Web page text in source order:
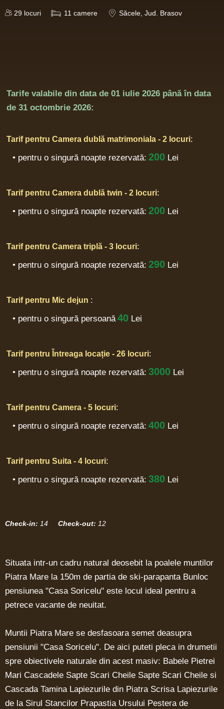
29 locuri 11 camere Săcele, Jud. Brasov
Tarife valabile din data de 01 iulie 2026 până în data
de 31 octombrie 2026:
Tarif pentru Camera dublă matrimoniala - 2 locuri:
• pentru o singură noapte rezervată: 200 Lei
Tarif pentru Camera dublă twin - 2 locuri:
• pentru o singură noapte rezervată: 200 Lei
Tarif pentru Camera triplă - 3 locuri:
• pentru o singură noapte rezervată: 290 Lei
Tarif pentru Mic dejun :
• pentru o singură persoană 40 Lei
Tarif pentru Întreaga locație - 26 locuri:
• pentru o singură noapte rezervată: 3000 Lei
Tarif pentru Camera - 5 locuri:
• pentru o singură noapte rezervată: 400 Lei
Tarif pentru Suita - 4 locuri:
• pentru o singură noapte rezervată: 380 Lei
Check-in: 14 Check-out: 12
Situata intr-un cadru natural deosebit la poalele muntilor
Piatra Mare la 150m de partia de ski-parapanta Bunloc
pensiunea "Casa Soricelu" este locul ideal pentru a
petrece vacante de neuitat.
Muntii Piatra Mare se desfasoara semet deasupra
pensiunii "Casa Soricelu". De aici puteti pleca in drumetii
spre obiectivele naturale din acest masiv: Babele Pietrei
Mari Cascadele Sapte Scari Cheile Sapte Scari Cheile si
Cascada Tamina Lapiezurile din Piatra Scrisa Lapiezurile
de la Sirul Stancilor Prapastia Ursului Pestera de